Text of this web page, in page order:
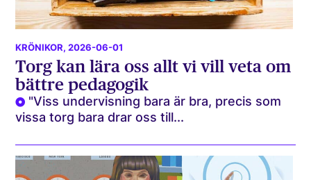
KRÖNIKOR, 2026-06-01
Torg kan lära oss allt vi vill veta om
bättre pedagogik
"Viss undervisning bara är bra, precis som
vissa torg bara drar oss till...